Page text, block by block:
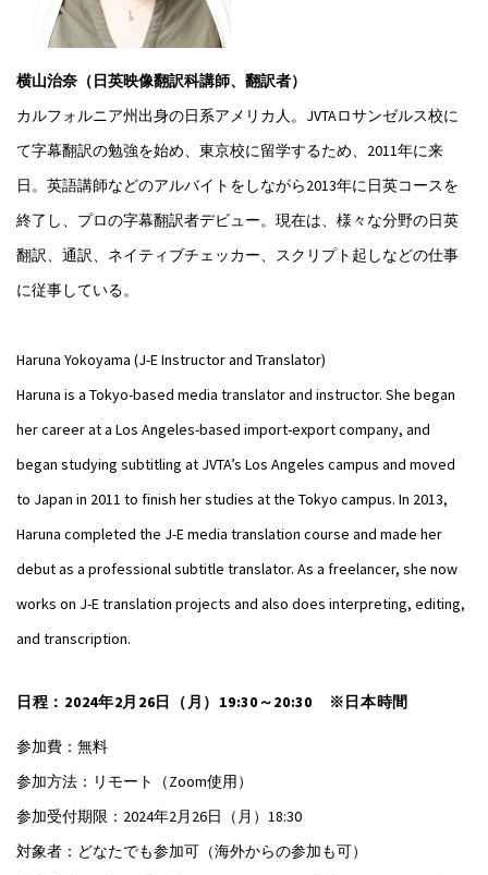
横山治奈（日英映像翻訳科講師、翻訳者）
カルフォルニア州出身の日系アメリカ人。JVTAロサンゼルス校に
て字幕翻訳の勉強を始め、東京校に留学するため、2011年に来
日。英語講師などのアルバイトをしながら2013年に日英コースを
終了し、プロの字幕翻訳者デビュー。現在は、様々な分野の日英
翻訳、通訳、ネイティブチェッカー、スクリプト起しなどの仕事
に従事している。
Haruna Yokoyama (J-E Instructor and Translator)
Haruna is a Tokyo-based media translator and instructor. She began
her career at a Los Angeles-based import-export company, and
began studying subtitling at JVTA’s Los Angeles campus and moved
to Japan in 2011 to finish her studies at the Tokyo campus. In 2013,
Haruna completed the J-E media translation course and made her
debut as a professional subtitle translator. As a freelancer, she now
works on J-E translation projects and also does interpreting, editing,
and transcription.
日程：2024年2月26日（月）19:30～20:30 ※日本時間
参加費：無料
参加方法：リモート（Zoom使用）
参加受付期限：2024年2月26日（月）18:30
対象者：どなたでも参加可（海外からの参加も可）